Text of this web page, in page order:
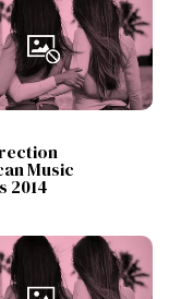
Music
2014